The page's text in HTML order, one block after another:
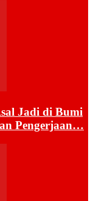
Jadi di Bumi
Pengerjaan…